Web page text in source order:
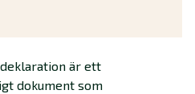
deklaration är ett
dokument som